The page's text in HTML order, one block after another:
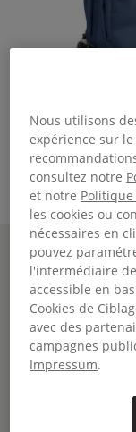
PROVIDER
Grand sac à dos
compartiments
CHF 119.00
Couleur:Powder Pilot
H44 x L0 x
Nous utilisons
expérience sur
consultez notre
et notre
les cookies ou
nécessaires en
pouvez
l'intermédiaire
accessible en
Cookies de
avec des
campagnes
Impressum.